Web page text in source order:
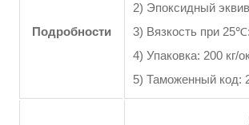
Подробности
2) Эпоксидный
3) Вязкость при
4) Упаковка: 200 кг/
5) Таможенный код: